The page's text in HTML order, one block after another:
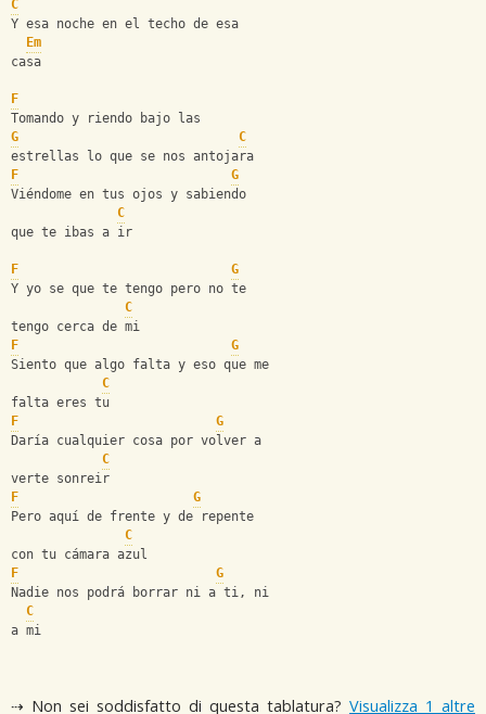
C
Y esa noche en el techo de esa
Em
casa
F
Tomando y riendo bajo las
G
C
estrellas lo que se nos antojara
F
G
Viéndome en tus ojos y sabiendo
C
que te ibas a ir
F
G
Y yo se que te tengo pero no te
C
tengo cerca de mi
F
G
Siento que algo falta y eso que me
C
falta eres tu
F
G
Daría cualquier cosa por volver a
C
verte sonreir
F
G
Pero aquí de frente y de repente
C
con tu cámara azul
F
G
Nadie nos podrá borrar ni a ti, ni
C
a mi
⇢ Non sei soddisfatto di questa tablatura? Visualizza 1 altre